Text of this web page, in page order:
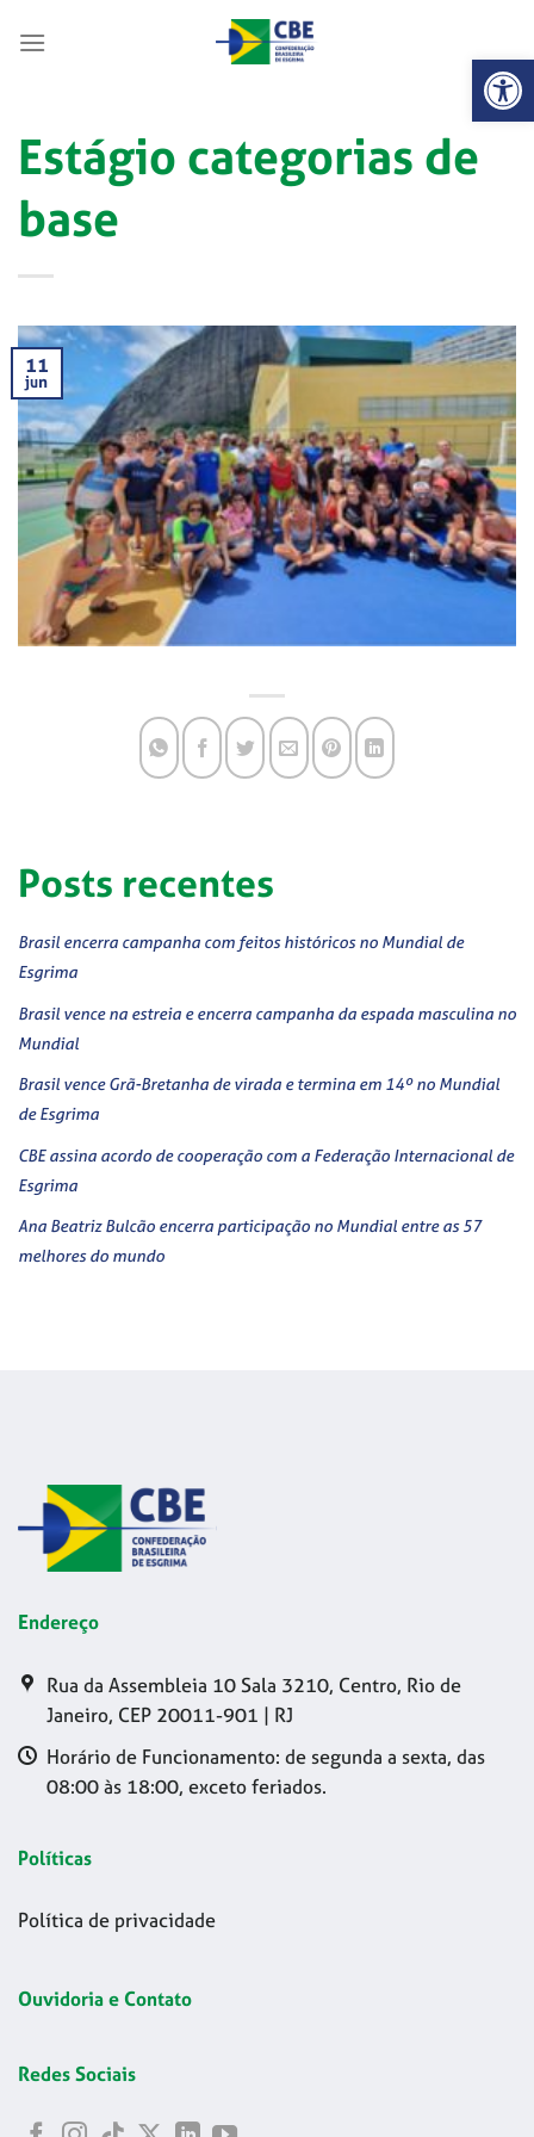
Abrir
Estágio categorias de
base
11
jun
Posts recentes
Brasil encerra campanha com feitos históricos no Mundial de
Esgrima
Brasil vence na estreia e encerra campanha da espada masculina no
Mundial
Brasil vence Grã-Bretanha de virada e termina em 14º no Mundial
de Esgrima
CBE assina acordo de cooperação com a Federação Internacional de
Esgrima
Ana Beatriz Bulcão encerra participação no Mundial entre as 57
melhores do mundo
Endereço
Rua da Assembleia 10 Sala 3210, Centro, Rio de
Janeiro, CEP 20011-901 | RJ
Horário de Funcionamento: de segunda a sexta, das
08:00 às 18:00, exceto feriados.
Políticas
Política de privacidade
Ouvidoria e Contato
Redes Sociais